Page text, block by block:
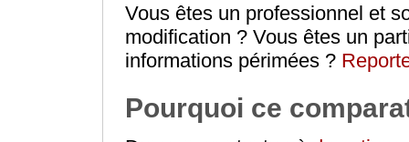
Vous êtes un professionnel et
modification ? Vous êtes un
informations périmées ?
Pourquoi ce